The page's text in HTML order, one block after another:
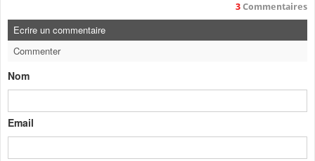
3 Commentaires
Ecrire un commentaire
Commenter
Nom
Email